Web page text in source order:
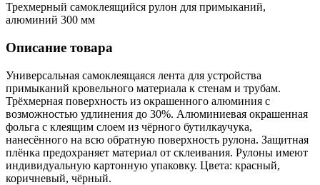
Трехмерный самоклеящийся рулон для примыканий,
алюминий 300 мм
Описание товара
Универсальная самоклеящаяся лента для устройства
примыканий кровельного материала к стенам и трубам.
Трёхмерная поверхность из окрашенного алюминия с
возможностью удлинения до 30%. Алюминиевая окрашенная
фольга с клеящим слоем из чёрного бутилкаучука,
нанесённого на всю обратную поверхность рулона. Защитная
плёнка предохраняет материал от склеивания. Рулоны имеют
индивидуальную картонную упаковку. Цвета: красный,
коричневый, чёрный.